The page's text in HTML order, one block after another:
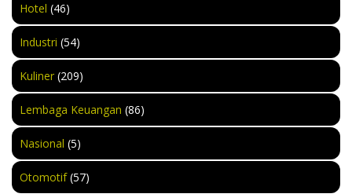
Hotel (46)
Industri (54)
Kuliner (209)
Lembaga Keuangan (86)
Nasional (5)
Otomotif(57)